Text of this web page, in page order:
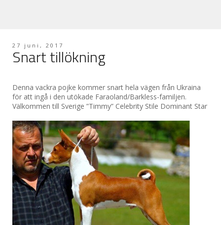
27 juni, 2017
Snart tillökning
Denna vackra pojke kommer snart hela vägen från Ukraina
för att ingå i den utökade Faraoland/Barkless-familjen.
Välkommen till Sverige ”Timmy” Celebrity Stile Dominant Star